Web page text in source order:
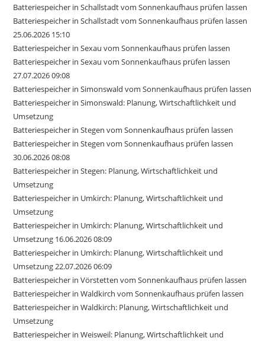
Batteriespeicher in Schallstadt vom Sonnenkaufhaus prüfen lassen
Batteriespeicher in Schallstadt vom Sonnenkaufhaus prüfen lassen
25.06.2026 15:10
Batteriespeicher in Sexau vom Sonnenkaufhaus prüfen lassen
Batteriespeicher in Sexau vom Sonnenkaufhaus prüfen lassen
27.07.2026 09:08
Batteriespeicher in Simonswald vom Sonnenkaufhaus prüfen lassen
Batteriespeicher in Simonswald: Planung, Wirtschaftlichkeit und
Umsetzung
Batteriespeicher in Stegen vom Sonnenkaufhaus prüfen lassen
Batteriespeicher in Stegen vom Sonnenkaufhaus prüfen lassen
30.06.2026 08:08
Batteriespeicher in Stegen: Planung, Wirtschaftlichkeit und
Umsetzung
Batteriespeicher in Umkirch: Planung, Wirtschaftlichkeit und
Umsetzung
Batteriespeicher in Umkirch: Planung, Wirtschaftlichkeit und
Umsetzung 16.06.2026 08:09
Batteriespeicher in Umkirch: Planung, Wirtschaftlichkeit und
Umsetzung 22.07.2026 06:09
Batteriespeicher in Vörstetten vom Sonnenkaufhaus prüfen lassen
Batteriespeicher in Waldkirch vom Sonnenkaufhaus prüfen lassen
Batteriespeicher in Waldkirch: Planung, Wirtschaftlichkeit und
Umsetzung
Batteriespeicher in Weisweil: Planung, Wirtschaftlichkeit und